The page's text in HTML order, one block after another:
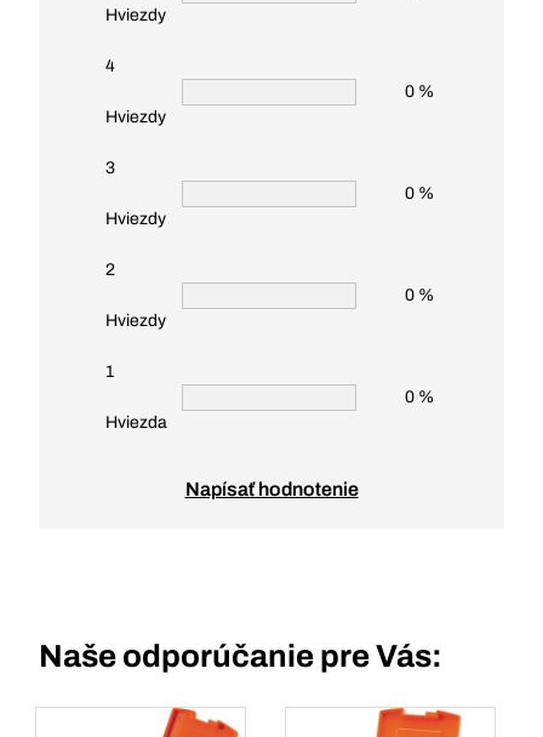
Hviezdy
4
Hviezdy
0 %
3
Hviezdy
0 %
2
Hviezdy
0 %
1
Hviezda
0 %
Napísať hodnotenie
Naše odporúčanie pre Vás: